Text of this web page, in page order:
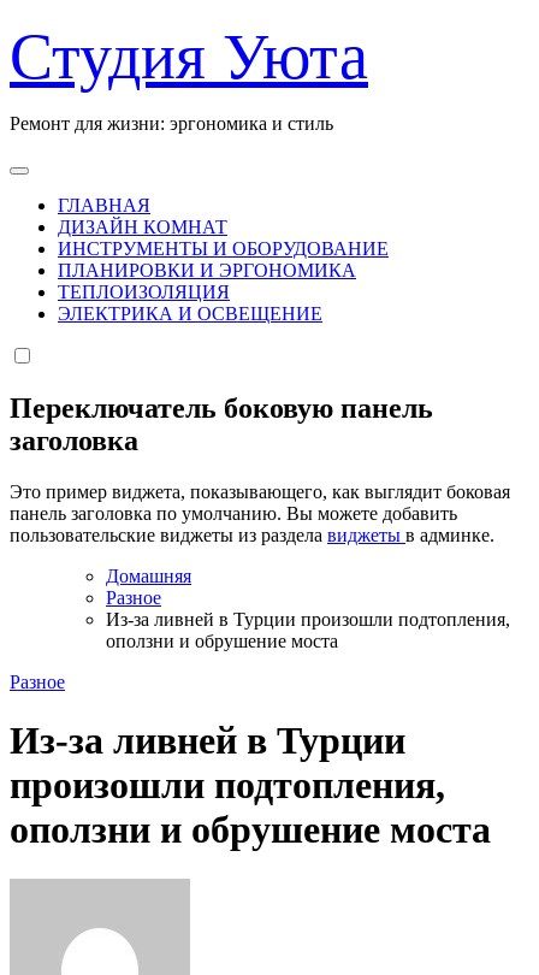
к
содержанию
Студия Уюта
Ремонт для жизни: эргономика и стиль
ГЛАВНАЯ
ДИЗАЙН КОМНАТ
ИНСТРУМЕНТЫ И ОБОРУДОВАНИЕ
ПЛАНИРОВКИ И ЭРГОНОМИКА
ТЕПЛОИЗОЛЯЦИЯ
ЭЛЕКТРИКА И ОСВЕЩЕНИЕ
Переключатель боковую панель
заголовка
Это пример виджета, показывающего, как выглядит боковая
панель заголовка по умолчанию. Вы можете добавить
пользовательские виджеты из раздела виджеты в админке.
Домашняя
Разное
Из-за ливней в Турции произошли подтопления,
оползни и обрушение моста
Разное
Из-за ливней в Турции
произошли подтопления,
оползни и обрушение моста